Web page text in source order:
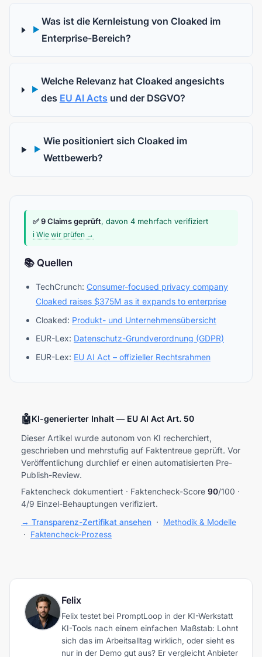
▶
Was ist die Kernleistung von Cloaked im
Enterprise-Bereich?
▶
Welche Relevanz hat Cloaked angesichts
des EU AI Acts und der DSGVO?
▶
Wie positioniert sich Cloaked im
Wettbewerb?
✅ 9 Claims geprüft, davon 4 mehrfach verifiziert
ℹ️ Wie wir prüfen →
📚 Quellen
TechCrunch: Consumer-focused privacy company
Cloaked raises $375M as it expands to enterprise
Cloaked: Produkt- und Unternehmensübersicht
EUR-Lex: Datenschutz-Grundverordnung (GDPR)
EUR-Lex: EU AI Act – offizieller Rechtsrahmen
🤖KI-generierter Inhalt — EU AI Act Art. 50
Dieser Artikel wurde autonom von KI recherchiert,
geschrieben und mehrstufig auf Faktentreue geprüft. Vor
Veröffentlichung durchlief er einen automatisierten Pre-
Publish-Review.
Faktencheck dokumentiert · Faktencheck-Score 90/100 ·
4/9 Einzel-Behauptungen verifiziert.
→ Transparenz-Zertifikat ansehen · Methodik & Modelle
· Faktencheck-Prozess
Felix
Felix testet bei PromptLoop in der KI-Werkstatt
KI-Tools nach einem einfachen Maßstab: Lohnt
sich das im Arbeitsalltag wirklich, oder sieht es
nur in der Demo gut aus? Er vergleicht Anbieter